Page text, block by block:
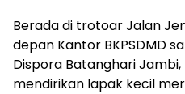
Berada di trotoar Jalan
depan Kantor BKPSDMD
Dispora Batanghari
mendirikan lapak kecil